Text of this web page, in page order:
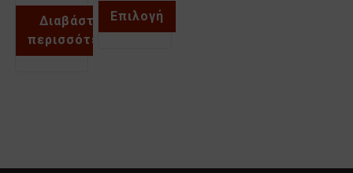
Διαβάστε
περισσότερα
IP44 4000K
ADELEQ
Επιλογή
σελίδα